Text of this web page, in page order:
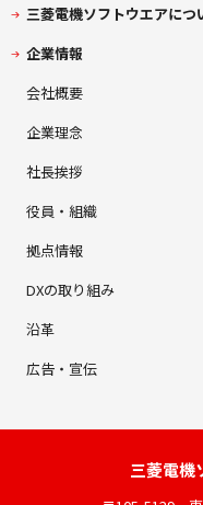
三菱電機
三菱電機ソフトウエアにつ
企業情報
会社概要
企業理念
社長挨拶
役員・組織
拠点情報
DXの取り組み
沿革
広告・宣伝